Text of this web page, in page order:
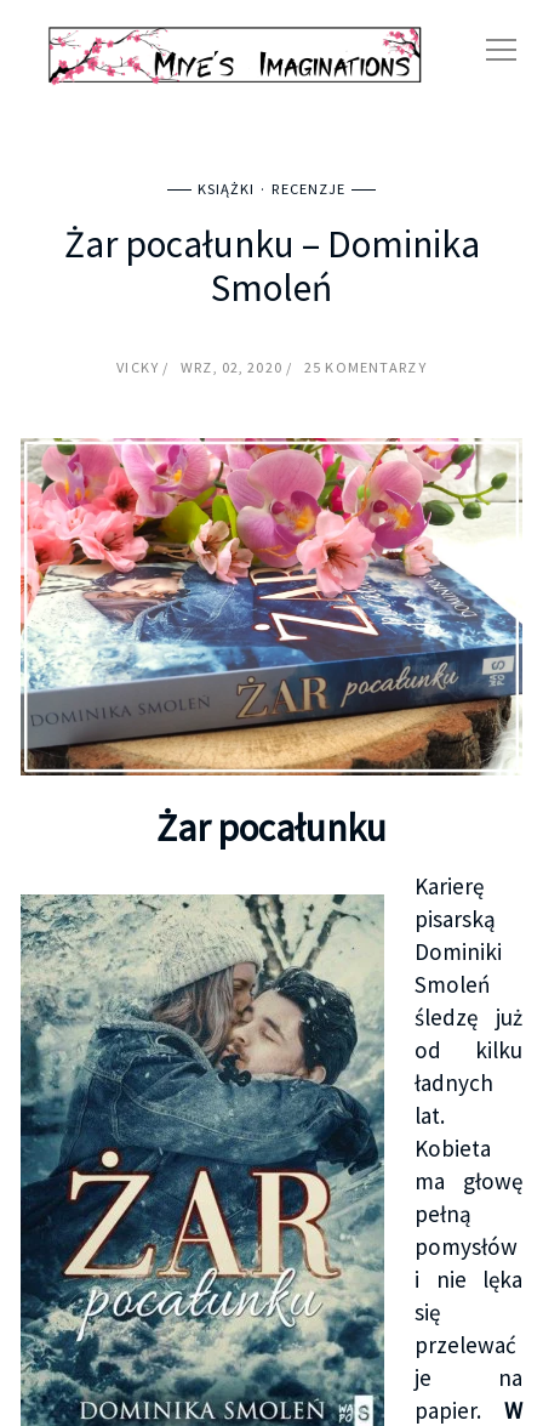
KSIĄŻKI RECENZJE
Żar pocałunku – Dominika
Smoleń
VICKY WRZ, 02, 2020 25 KOMENTARZY
Żar pocałunku
Karierę
pisarską
Dominiki
Smoleń
śledzę już
od kilku
ładnych
lat.
Kobieta
ma głowę
pełną
pomysłów
i nie lęka
się
przelewać
je na
papier.W